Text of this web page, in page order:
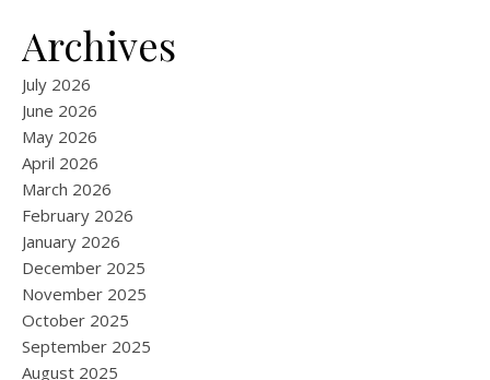
Archives
July 2026
June 2026
May 2026
April 2026
March 2026
February 2026
January 2026
December 2025
November 2025
October 2025
September 2025
August 2025